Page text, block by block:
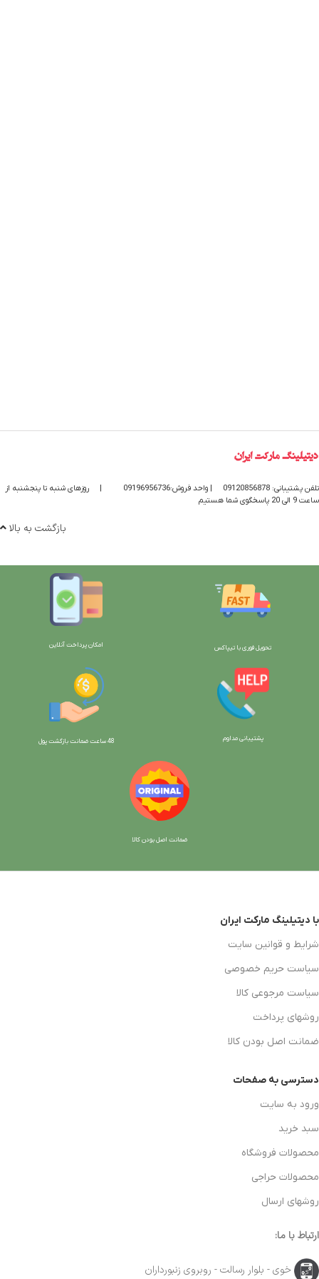
تلفن پشتیبانی: 09120856878 | واحد فروش:09196956736 |
روزهای شنبه تا پنجشنبه از
ساعت 9 الی 20 پاسخگوی شما هستیم
بازگشت به بالا
تحویل فوری با تیپاکس امکان پرداخت آنلاین
پشتیبانی مداوم 48 ساعت ضمانت بازگش ت پول
ضمانت اصل بودن کالا
با دیتیلینگ مارکت ایران
شرایط و قوانین سایت
سیاست حریم خصوصی
سیاست مرجوعی کالا
روشهای پرداخت
ضمانت اصل بودن کالا
دسترسی به صفحات
ورود به سایت
سبد خرید
محصولات فروشگاه
محصولات حراجی
روشهای ارسال
ارتباط با ما:
خوی - بلوار رسالت - روبروی زنبورداران